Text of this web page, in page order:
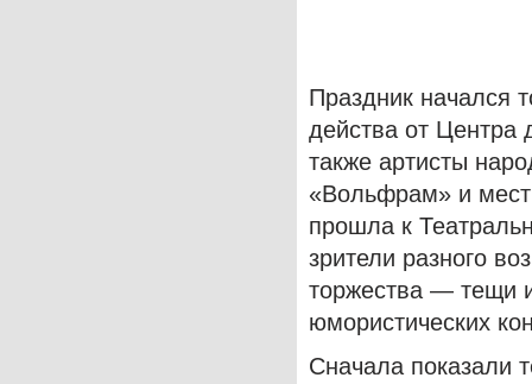
Праздник начался
действа от Центра
также артисты
«Вольфрам» и
прошла к
зрители разного
торжества — тещи
юмористических
Сначала показали